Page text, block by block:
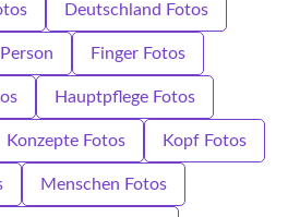
Deutschland Fotos
Finger Fotos
Hauptpflege Fotos
Konzepte Fotos Kopf Fotos
Menschen Fotos